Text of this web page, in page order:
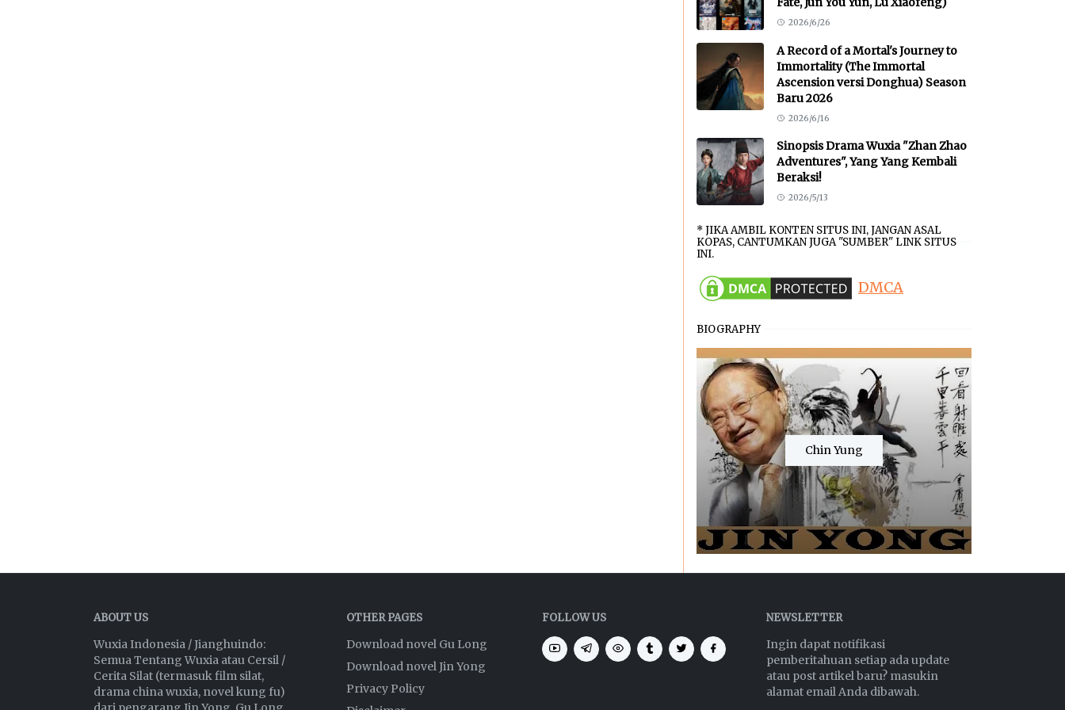
2026/6/26
A Record of a Mortal's Journey to
Immortality (The Immortal
Ascension versi Donghua) Season
Baru 2026
2026/6/16
Sinopsis Drama Wuxia "Zhan Zhao
Adventures", Yang Yang Kembali
Beraksi!
2026/5/13
* JIKA AMBIL KONTEN SITUS INI, JANGAN ASAL
KOPAS, CANTUMKAN JUGA "SUMBER" LINK SITUS
INI.
DMCA
BIOGRAPHY
Chin Yung
ABOUT US
Wuxia Indonesia / Jianghuindo:
Semua Tentang Wuxia atau Cersil /
Cerita Silat (termasuk film silat,
drama china wuxia, novel kung fu)
OTHER PAGES
Download novel Gu Long
Download novel Jin Yong
Privacy Policy
FOLLOW US NEWSLETTER
Ingin dapat notifikasi
pemberitahuan setiap ada update
atau post artikel baru? masukin
alamat email Anda dibawah.